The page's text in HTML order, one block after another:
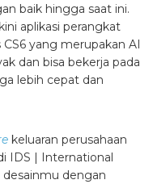
baik hingga saat ini.
aplikasi perangkat
yang merupakan AI
dan bisa bekerja pada
lebih cepat dan
keluaran perusahaan
IDS | International
dengan